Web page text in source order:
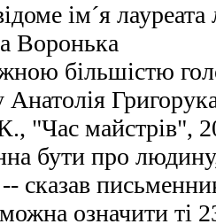
ім´я лауреата
Воронька
більшістю
"Час майстрів",
бути про
сказав
означити ті